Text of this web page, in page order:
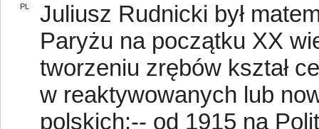
PL
Juliusz Rudnicki był
Paryżu na początku XX
tworzeniu zrębów kształ
w reaktywowanych lub
polskich:-- od 1915 na